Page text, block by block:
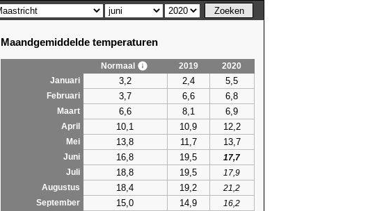
Maandgemiddelde temperaturen
Normaal 2019
2020
Januari
3,2 2,4 5,5
Februari 3,7 6,6 6,8
Maart 6,6 8,1 6,9
April 10,1 10,9 12,2
Mei 13,8 11,7 13,7
Juni 16,8 19,5
17,7
Juli
18,8 19,5
17,9
Augustus
18,4 19,2
21,2
September
15,0 14,9
16,2